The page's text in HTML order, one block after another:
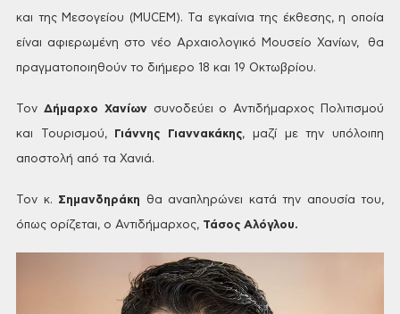
και της Μεσογείου (ΜUCEM). Τα εγκαίνια της έκθεσης, η οποία
είναι αφιερωμένη στο νέο Αρχαιολογικό Μουσείο Χανίων, θα
πραγματοποιηθούν το διήμερο 18 και 19 Οκτωβρίου.
Τον Δήμαρχο Χανίων συνοδεύει ο Αντιδήμαρχος Πολιτισμού
και Τουρισμού, Γιάννης Γιαννακάκης, μαζί με την υπόλοιπη
αποστολή από τα Χανιά.
Τον κ. Σημανδηράκη θα αναπληρώνει κατά την απουσία του,
όπως ορίζεται, ο Αντιδήμαρχος, Τάσος Αλόγλου.